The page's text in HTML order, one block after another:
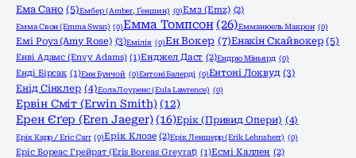
Ема Сано (5)Ембер (Amber, Ґеншин) (0)Емз (Emz) (2)
Емма Свон (Emma Swan) (0)Емма Томпсон (26)Емманюель Макрон (0)
Емі Роуз (Amy Rose) (3)Емілія (0)Ен Вокер (7)Енакін Скайвокер (5)
Енві Адамс (Envy Adams) (1)Енджел Даст (2)Ендрю Міньярд (0)
Енді Бірсак (1)Енн Бунчой (0)Ентоні Балерді (0)Ентоні Локвуд (3)
Енід Сінклер (4)Еола Лоуренс (Eula Lawrence) (0)
Ервін Сміт (Erwin Smith) (12)
Ерен Єґер (Eren Jaeger) (16)Ерік (Привид Опери) (4)
Ерік Карр / Eric Carr (0)Ерік Клозе (2)Ерік Леншерр (Erik Lehnsherr) (0)
Еріс Бореас Грейрат (Eris Boreas Greyrat) (1)Есмі Каллен (2)